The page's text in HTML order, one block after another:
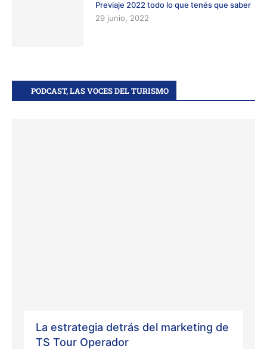
Previaje 2022 todo lo que tenés que saber
29 junio, 2022
PODCAST, LAS VOCES DEL TURISMO
La estrategia detrás del marketing de
TS Tour Operador